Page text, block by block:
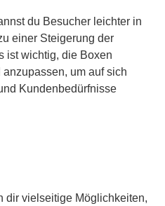
du Besucher leichter in
einer Steigerung der
ist wichtig, die Boxen
um auf sich
Kundenbedürfnisse
dir vielseitige Möglichkeiten,